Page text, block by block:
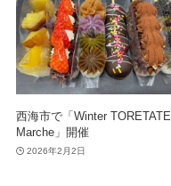
西海市で「Winter TORETATE
Marche」開催
2026年2月2日